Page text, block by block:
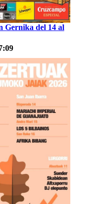
Gernika del 14 al